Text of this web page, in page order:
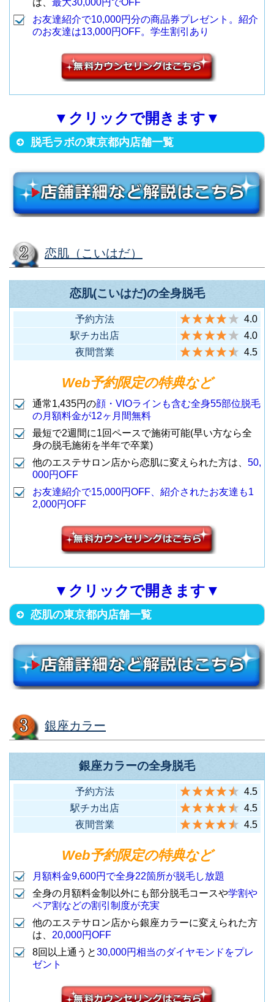
分）
町田店
町田市森野1-22-1 都南ビル6F
（JR各線 町田駅から徒歩5分）
立川駅前店
2017年オープン予定、予定日は
公式HPで随時更新
先行予約特典で10,000円Offのチ
7 吉祥寺駅前店
8 町田駅前店
9 表参道店
（地下鉄表参道駅A4出口から徒
歩3分）
10
台東区上野4-5-5 上野ビル7F
（JR上野駅広小路口から徒歩6
墨田区江東橋4-25-7 JU錦糸町ビ
（JR錦糸町駅南口改札から徒歩5
分）
ビル6F
分）
店舗名 住所
1 町田店
町田市中町1-1-3 町田リラビル4F
（JR各線 町田駅北口から徒歩6
分）
吉祥寺店
武蔵野市吉祥寺本町1-13-10 アミ
（JR各線 吉祥寺駅北口から徒歩
3分）
3 立川店
立川市柴崎町2-1-4 五光トミオー
第2ビル7F
（JR各線 立川駅南口から徒歩4
新宿南口店
F
（地下鉄新宿駅2番出口から徒歩
1分）
新宿西口店
新宿区西新宿1-4-11 宝ビル7F
（地下鉄新宿西口駅D4出口から
徒歩2分）
6
渋谷区宇田川町26-5 育真ビル
（育真プラザ）5F
（東急・地下鉄各線 渋谷駅ハチ
表参道店
F
（地下鉄表参道駅B2出口から徒
(22:30まで営
業)
豊島区南池袋1-19-4 幸伸ビル7F
（JR各線 池袋駅東口から徒歩3
分）
9
池袋サンシャイ
ンビル通り店
豊島区東池袋1-3-6 山手ビル7F
（JR各線 池袋駅32番・33番出口
から徒歩1分）
上野広小路店
（JR山手線 御徒町駅南口から徒
歩2分）
11 北千住店
足立区千住3-1 ベニヤ第一ビル3F
（JR各線 北千住駅西口から徒歩
5分）
渋谷区道玄坂2-10-12 新大宗ビル
3号館10F
店舗名 住所
1 吉祥寺北口店
イトハウスビル4F
（JR各線 吉祥寺駅北口から徒歩
1分）
2 立川店
（JR各線 立川駅南口から徒歩2
は、 最大30,000円でOFF
お友達紹介で10,000円分の商品券プレゼント。紹介
のお友達は13,000円OFF。学生割引あり
▼クリックで開きます▼
脱毛ラボの東京都内店舗一覧
店舗名
1 渋谷店
渋谷区宇田川町13-11 KN渋谷1ビ
ル2F
（東急・地下鉄各線 渋谷駅ハチ
公口から徒歩8分）
2
渋谷ヒカリエ前
店
奥野ビル8F
（東急・地下鉄各線 渋谷駅東口
から徒歩3分）
3 池袋店
豊島区南池袋1-23-11 ブロンズビ
（JR各線 池袋駅東口から徒歩3
池袋西口店
豊島区西池袋3-25-11CIC IKEBU
KUROBUIL 9F
（JR各線 池袋駅西口から徒歩7
分）
5 銀座店
中央区銀座2-2-19 藤間ビル（ト
ウマビル）7F
（地下鉄銀座一丁目駅4番出口か
中央区銀座1-6-8 DEAR GINZA 5
（地下鉄銀座一丁目駅6番出口か
新宿区西新宿1-19-5 新宿幸容ビ
ル8F
恵比寿店
渋谷区恵比寿西1-10-7 MMSビル
恋肌（こいはだ）
恋肌(こいはだ)の全身脱毛
予約方法
4.0
駅チカ出店
4.0
夜間営業
4.5
Web予約限定の特典など
通常1,435円の顔・VIOラインも含む全身55部位脱毛
の月額料金が12ヶ月間無料
最短で2週間に1回ペースで施術可能(早い方なら全
身の脱毛施術を半年で卒業)
他のエステサロン店から恋肌に変えられた方は、 50,
000円OFF
お友達紹介で15,000円OFF、紹介されたお友達も1
2,000円OFF
▼クリックで開きます▼
恋肌の東京都内店舗一覧
店舗名
新宿西口店
新宿区西新宿1-12-10 八洋ビル3F
（JR各線 新宿駅西口から徒歩5
分）
渋谷区神南1-10-7 第2工業ビル3F
坂口から徒歩5分）
銀座並木通り店
中央区銀座7-5-5 長谷第一ビル 5
F-A
（地下鉄 東銀座駅から徒歩10
分）
豊島区東池袋1-15-1 菱山ビル６F
銀座カラー
銀座カラーの全身脱毛
予約方法
4.5
駅チカ出店
4.5
夜間営業
4.5
Web予約限定の特典など
月額料金9,600円で全身22箇所が脱毛し放題
全身の月額料金制以外にも部分脱毛コースや学割や
ペア割などの割引制度が充実
他のエステサロン店から銀座カラーに変えられた方
は、 20,000円OFF
8回以上通うと30,000円相当のダイヤモンドをプレ
ゼント